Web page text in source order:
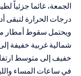
الجمعة، غائما جزئياً
درجات الحرارة لتبقى
ويحتمل سقوط أمطار
شمالية غربية خفيفة
خفيف إلى متوسط
في ساعات المساء